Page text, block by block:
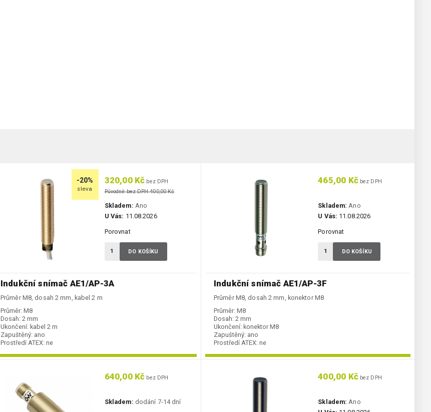
-20%
sleva
Indukční snímač AE1/AP-3A
Průměr M8, dosah 2 mm, kabel 2 m
Průměr: M8
Dosah: 2 mm
Ukončení: kabel 2 m
Zapuštěný: ano
Prostředí ATEX: ne
320,00 Kč bez DPH
Původně bez DPH 400,00 Kč
Skladem: Ano
U Vás: 11.08.2026
Porovnat
DO KOŠÍKU
Indukční snímač AE1/AP-3F
Průměr M8, dosah 2 mm, konektor M8
Průměr: M8
Dosah: 2 mm
Ukončení: konektor M8
Zapuštěný: ano
Prostředí ATEX: ne
465,00 Kčbez DPH
Skladem: Ano
U Vás: 11.08.2026
Porovnat
DO KOŠÍKU
640,00 Kč bez DPH
Skladem: dodání 7-14 dní
400,00 Kčbez DPH
Skladem: Ano